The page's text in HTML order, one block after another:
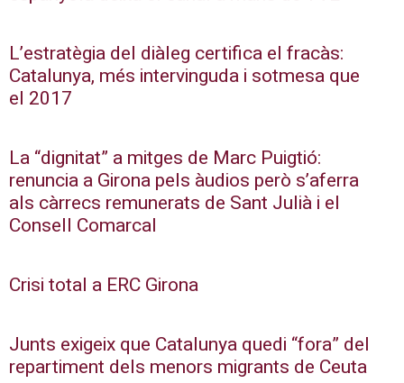
L’estratègia del diàleg certifica el fracàs:
Catalunya, més intervinguda i sotmesa que
el 2017
La “dignitat” a mitges de Marc Puigtió:
renuncia a Girona pels àudios però s’aferra
als càrrecs remunerats de Sant Julià i el
Consell Comarcal
Crisi total a ERC Girona
Junts exigeix que Catalunya quedi “fora” del
repartiment dels menors migrants de Ceuta